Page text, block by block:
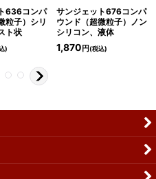
636コンパ
粒子）シリ
ト状
)
サンジェット676コンパ
ウンド（超微粒子）ノン
シリコン、液体
1,870 円(税込)